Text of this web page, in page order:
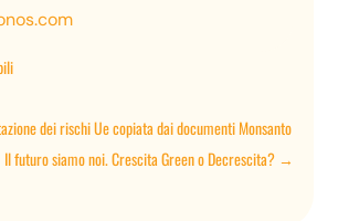
dei rischi Ue copiata dai documenti Monsanto
Il futuro siamo noi. Crescita Green o Decrescita?→